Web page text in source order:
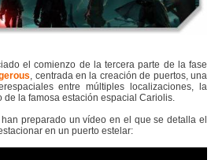
el comienzo de la tercera parte de la fase
, centrada en la creación de puertos, una
entre múltiples localizaciones, la
la famosa estación espacial Cariolis.
preparado un vídeo en el que se detalla el
en un puerto estelar: